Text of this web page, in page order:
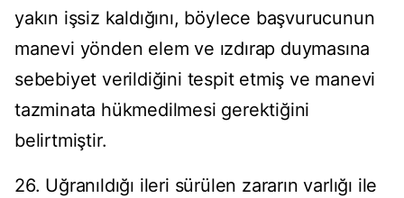
yakın işsiz kaldığını, böylece başvurucunun
manevi yönden elem ve ızdırap duymasına
sebebiyet verildiğini tespit etmiş ve manevi
tazminata hükmedilmesi gerektiğini
belirtmiştir.
26. Uğranıldığı ileri sürülen zararın varlığı ile